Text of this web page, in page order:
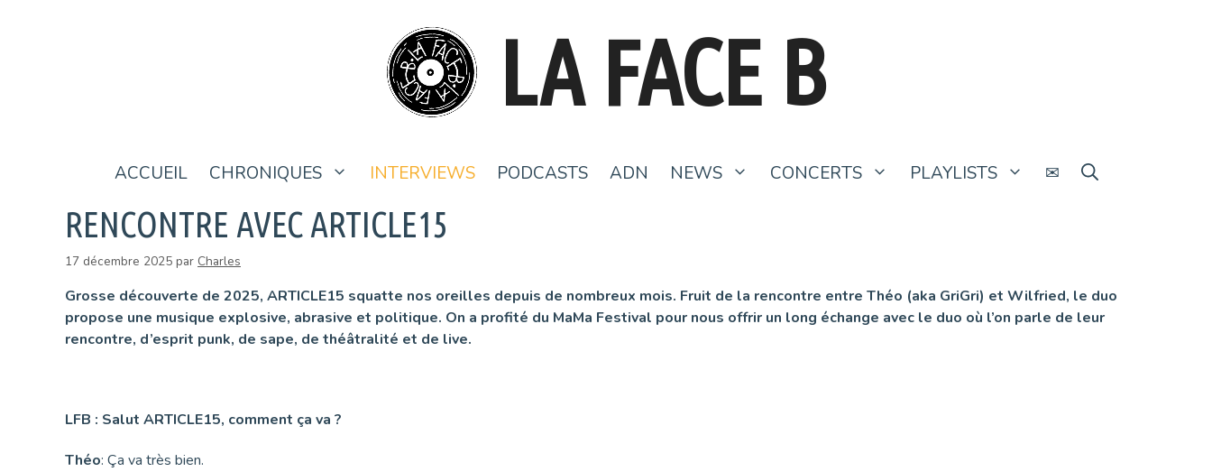
LA FACE B
ACCUEIL CHRONIQUES INTERVIEWS PODCASTS ADN NEWS CONCERTS PLAYLISTS ✉
RENCONTRE AVEC ARTICLE15
17 décembre 2025 par Charles
Grosse découverte de 2025, ARTICLE15 squatte nos oreilles depuis de nombreux mois. Fruit de la rencontre entre Théo (aka GriGri) et Wilfried, le duo
propose une musique explosive, abrasive et politique. On a profité du MaMa Festival pour nous offrir un long échange avec le duo où l’on parle de leur
rencontre, d’esprit punk, de sape, de théâtralité et de live.
LFB : Salut ARTICLE15, comment ça va ?
Théo: Ça va très bien.